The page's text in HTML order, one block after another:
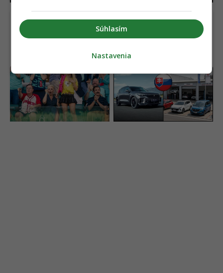
Najlepší komediálny
seriál sa vrátil a prvá časť
už je online. Ohlasy sa
rozchádzajú
Čínske autá útočia na
svoju najväčšiu slabinu.
Toto má byť riešenie,
ako si získať Slovákov
Súhlasím
Nastavenia